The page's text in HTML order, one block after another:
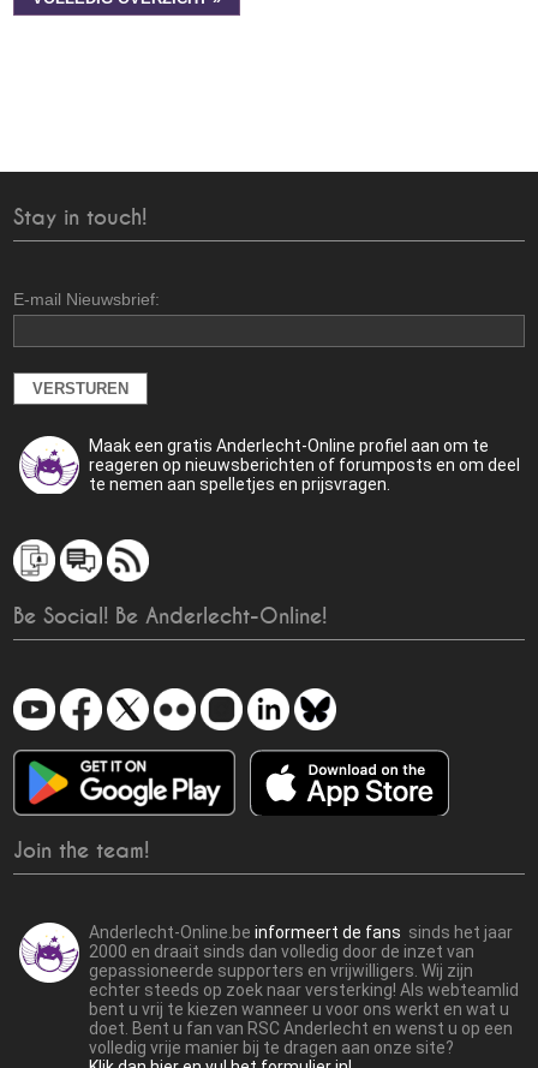
Stay in touch!
E-mail Nieuwsbrief:
Maak een gratis Anderlecht-Online profiel aan om te
reageren op nieuwsberichten of forumposts en om deel
te nemen aan spelletjes en prijsvragen.
Be Social! Be Anderlecht-Online!
Join the team!
Anderlecht-Online.beinformeert de fans sinds het jaar
2000 en draait sinds dan volledig door de inzet van
gepassioneerde supporters en vrijwilligers. Wij zijn
echter steeds op zoek naar versterking! Als webteamlid
bent u vrij te kiezen wanneer u voor ons werkt en wat u
doet. Bent u fan van RSC Anderlecht en wenst u op een
volledig vrije manier bij te dragen aan onze site?